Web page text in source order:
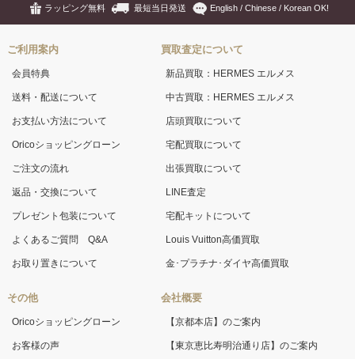
ラッピング無料 最短当日発送 English / Chinese / Korean OK!
ご利用案内
会員特典
送料・配送について
お支払い方法について
Oricoショッピングローン
ご注文の流れ
返品・交換について
プレゼント包装について
よくあるご質問 Q&A
お取り置きについて
その他
Oricoショッピングローン
お客様の声
買取査定について
新品買取：HERMES エルメス
中古買取：HERMES エルメス
店頭買取について
宅配買取について
出張買取について
LINE査定
宅配キットについて
Louis Vuitton高価買取
金･プラチナ･ダイヤ高価買取
会社概要
【京都本店】のご案内
【東京恵比寿明治通り店】のご案内